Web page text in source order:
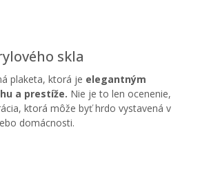
skla
plaketa, ktorá je elegantným
a prestíže. Nie je to len ocenenie,
ktorá môže byť hrdo vystavená v
domácnosti.